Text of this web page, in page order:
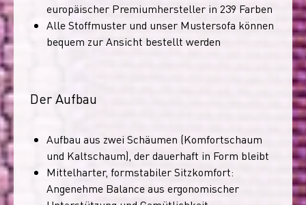
europäischer Premiumhersteller in 239 Farben
Alle Stoffmuster und unser Mustersofa können
bequem zur Ansicht bestellt werden
Der Aufbau
Aufbau aus zwei Schäumen (Komfortschaum
und Kaltschaum), der dauerhaft in Form bleibt
Mittelharter, formstabiler Sitzkomfort:
Angenehme Balance aus ergonomischer